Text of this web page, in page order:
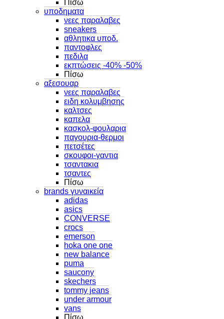
Πίσω
υποδηματα
νεες παραλαβες
sneakers
αθλητικα υποδ.
παντοφλες
πεδιλα
εκπτώσεις -40% -50%
Πίσω
αξεσουαρ
νεες παραλαβες
ειδη κολυμβησης
καλτσες
καπελα
κασκολ-φουλαρια
παγουρια-θερμοι
πετσέτες
σκουφοι-γαντια
τσαντακια
τσαντες
Πίσω
brands γυναικεία
adidas
asics
CONVERSE
crocs
emerson
hoka one one
new balance
puma
saucony
skechers
tommy jeans
under armour
vans
Πίσω